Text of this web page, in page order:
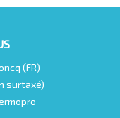
(FR)
surtaxé)